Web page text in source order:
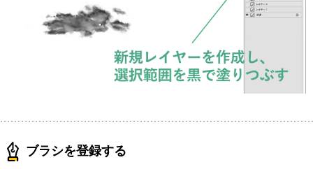
ブラシを登録する